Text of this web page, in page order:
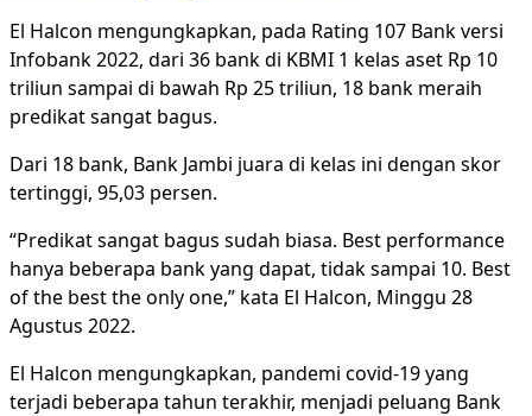
El Halcon mengungkapkan, pada Rating 107 Bank versi
Infobank 2022, dari 36 bank di KBMI 1 kelas aset Rp 10
triliun sampai di bawah Rp 25 triliun, 18 bank meraih
predikat sangat bagus.
Dari 18 bank, Bank Jambi juara di kelas ini dengan skor
tertinggi, 95,03 persen.
“Predikat sangat bagus sudah biasa. Best performance
hanya beberapa bank yang dapat, tidak sampai 10. Best
of the best the only one,” kata El Halcon, Minggu 28
Agustus 2022.
El Halcon mengungkapkan, pandemi covid-19 yang
terjadi beberapa tahun terakhir, menjadi peluang Bank